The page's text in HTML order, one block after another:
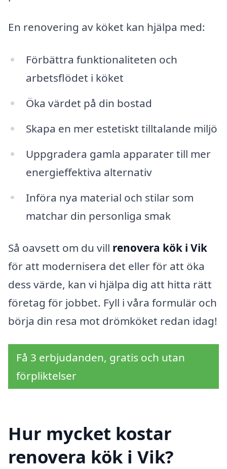
En renovering av köket kan hjälpa med:
Förbättra funktionaliteten och
arbetsflödet i köket
Öka värdet på din bostad
Skapa en mer estetiskt tilltalande miljö
Uppgradera gamla apparater till mer
energieffektiva alternativ
Införa nya material och stilar som
matchar din personliga smak
Så oavsett om du vill renovera kök i Vik
för att modernisera det eller för att öka
dess värde, kan vi hjälpa dig att hitta rätt
företag för jobbet. Fyll i våra formulär och
börja din resa mot drömköket redan idag!
Få 3 erbjudanden, gratis och utan
förpliktelser
Hur mycket kostar
renovera kök i Vik?